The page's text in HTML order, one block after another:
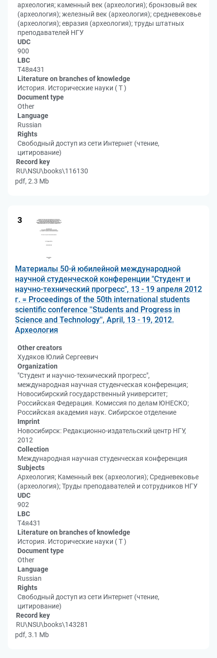
археология; каменный век (археология); бронзовый век
(археология); железный век (археология); средневековье
(археология); евразия (археология); труды штатных
преподавателей НГУ
UDC
900
LBC
Т48я431
Literature on branches of knowledge
История. Исторические науки ( Т )
Document type
Other
Language
Russian
Rights
Свободный доступ из сети Интернет (чтение,
цитирование)
Record key
RU\NSU\books\116130
pdf, 2.3 Mb
3
Материалы 50-й юбилейной международной
научной студенческой конференции "Студент и
научно-технический прогресс", 13 - 19 апреля 2012
г. = Proceedings of the 50th international students
scientific conference ''Students and Progress in
Science and Technology'', April, 13 - 19, 2012.
Археология
Other creators
Худяков Юлий Сергеевич
Organization
"Студент и научно-технический прогресс",
международная научная студенческая конференция;
Новосибирский государственный университет;
Российская Федерация. Комиссия по делам ЮНЕСКО;
Российская академия наук. Сибирское отделение
Imprint
Новосибирск: Редакционно-издательский центр НГУ,
2012
Collection
Международная научная студенческая конференция
Subjects
Археология; Каменный век (археология); Средневековье
(археология); Труды преподавателей и сотрудников НГУ
UDC
902
LBC
Т4я431
Literature on branches of knowledge
История. Исторические науки ( Т )
Document type
Other
Language
Russian
Rights
Свободный доступ из сети Интернет (чтение,
цитирование)
Record key
RU\NSU\books\143281
pdf, 3.1 Mb